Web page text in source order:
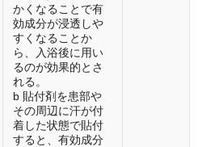
かくなることで有
効成分が浸透しや
すくなることか
ら、入浴後に用い
るのが効果的とさ
れる。
b 貼付剤を患部や
その周辺に汗が付
着した状態で貼付
すると、有効成分